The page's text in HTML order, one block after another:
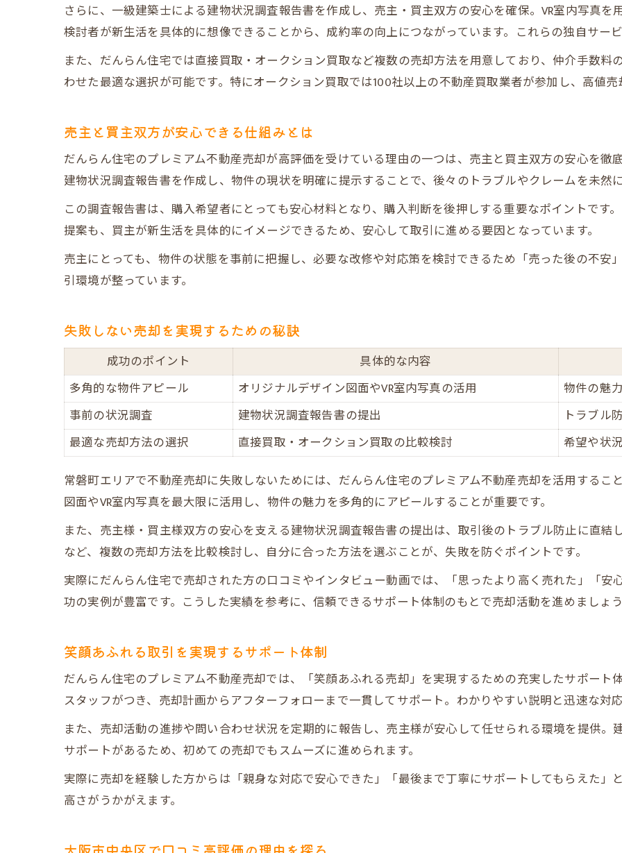
安心を支えるプレミアム不動産売却の特徴
建物状況調査報告書の役割と効果を表で解説
トラブル防止策とその実践例
売主・買主双方が納得する取引の流れ
オリジナルデザイン図面の集客効果を表で比較
VR室内写真で魅力を伝える方法
集客力アップが高値売却へつながる理由
大阪市中央区での集客成功事例に学ぶ
プレミアム不動産売却の集客術を徹底解説
査定時に押さえたい注意点まとめ
契約時に安心できるサポート内容
査定から売却完了までのコツ
さらに、一級建築士による建物状況調査報告書を作成し、売主・買主双方の安心を確保。VR室内写真
検討者が新生活を具体的に想像できることから、成約率の向上につながっています。これらの独自サー
また、だんらん住宅では直接買取・オークション買取など複数の売却方法を用意しており、仲介手数
わせた最適な選択が可能です。特にオークション買取では100社以上の不動産買取業者が参加し、高値
売主と買主双方が安心できる仕組みとは
だんらん住宅のプレミアム不動産売却が高評価を受けている理由の一つは、売主と買主双方の安心を徹
建物状況調査報告書を作成し、物件の現状を明確に提示することで、後々のトラブルやクレームを未然
この調査報告書は、購入希望者にとっても安心材料となり、購入判断を後押しする重要なポイントです
提案も、買主が新生活を具体的にイメージできるため、安心して取引に進める要因となっています。
売主にとっても、物件の状態を事前に把握し、必要な改修や対応策を検討できるため「売った後の不安
引環境が整っています。
失敗しない売却を実現するための秘訣
成功のポイント
具体的な内容
多角的な物件アピール
オリジナルデザイン図面やVR室内写真の活用
物件の魅
事前の状況調査
建物状況調査報告書の提出
トラブル
最適な売却方法の選択
直接買取・オークション買取の比較検討
希望や状
常磐町エリアで不動産売却に失敗しないためには、だんらん住宅のプレミアム不動産売却を活用するこ
図面やVR室内写真を最大限に活用し、物件の魅力を多角的にアピールすることが重要です。
また、売主様・買主様双方の安心を支える建物状況調査報告書の提出は、取引後のトラブル防止に直
など、複数の売却方法を比較検討し、自分に合った方法を選ぶことが、失敗を防ぐポイントです。
実際にだんらん住宅で売却された方の口コミやインタビュー動画では、「思ったより高く売れた」「
功の実例が豊富です。こうした実績を参考に、信頼できるサポート体制のもとで売却活動を進めましょ
笑顔あふれる取引を実現するサポート体制
だんらん住宅のプレミアム不動産売却では、「笑顔あふれる売却」を実現するための充実したサポート
スタッフがつき、売却計画からアフターフォローまで一貫してサポート。わかりやすい説明と迅速な対
また、売却活動の進捗や問い合わせ状況を定期的に報告し、売主様が安心して任せられる環境を提供。
サポートがあるため、初めての売却でもスムーズに進められます。
実際に売却を経験した方からは「親身な対応で安心できた」「最後まで丁寧にサポートしてもらえた」
高さがうかがえます。